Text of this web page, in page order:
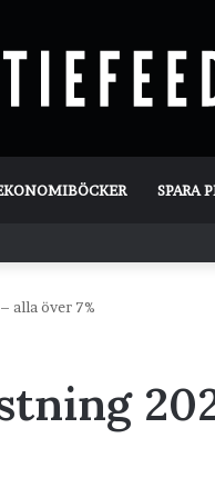
SPARA
alla över 7%